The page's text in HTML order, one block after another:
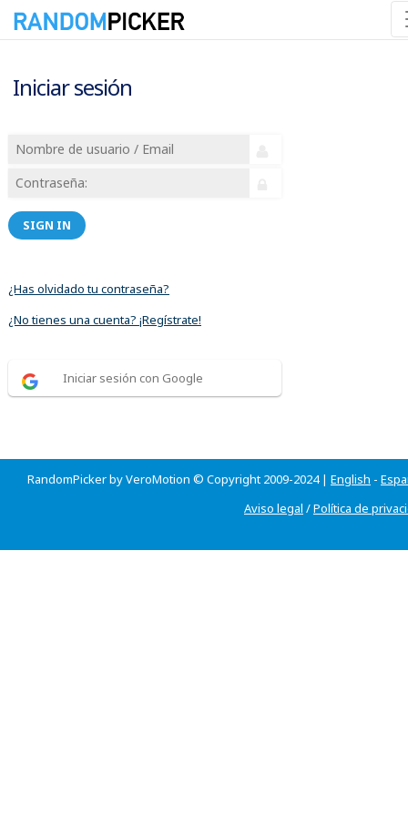
Iniciar sesión
SIGN IN
¿Has olvidado tu contraseña?
¿No tienes una cuenta? ¡Regístrate!
Iniciar sesión con Google
RandomPicker by VeroMotion © Copyright 2009-2024 | English -
Aviso legal /Política de